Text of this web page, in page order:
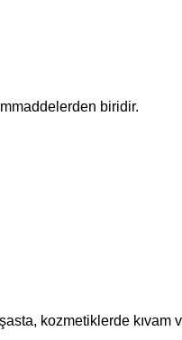
biridir.
kozmetiklerde kıvam